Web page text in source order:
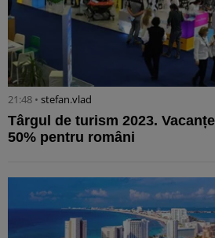
21:48 • stefan.vlad
Târgul de turism 2023.
50% pentru români